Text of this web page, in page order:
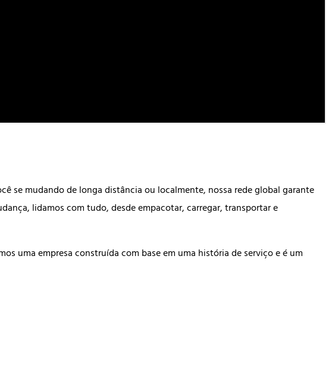
se mudando de longa distância ou localmente, nossa rede global garante
lidamos com tudo, desde empacotar, carregar, transportar e
uma empresa construída com base em uma história de serviço e é um